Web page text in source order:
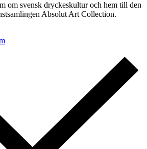
om svensk dryckeskultur och hem till den
Absolut Art Collection.